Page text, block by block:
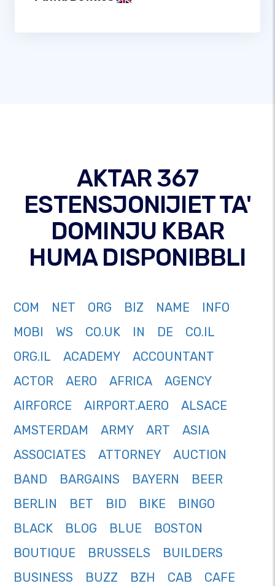
AKTAR 367
ESTENSJONIJIET TA'
DOMINJU KBAR
HUMA DISPONIBBLI
COM NET ORG BIZ NAME
INFO
MOBI
WS CO.UK IN DE
CO.IL
ORG.IL
ACADEMY
ACCOUNTANT
ACTOR
AERO AFRICA
AGENCY
AIRFORCE
AIRPORT.AERO
ALSACE
AMSTERDAM
ARMY ART
ASIA
ASSOCIATES
ATTORNEY
AUCTION
BAND
BARGAINS BAYERN
BEER
BERLIN
BET BID BIKE
BINGO
BLACK
BLOG BLUE
BOSTON
BOUTIQUE
BRUSSELS
BUILDERS
BUSINESS
BUZZ BZH CAB
CAFE